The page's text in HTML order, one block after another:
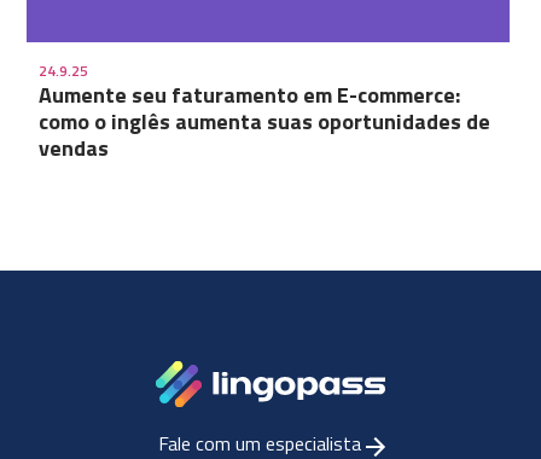
24.9.25
Aumente seu faturamento em E-commerce:
como o inglês aumenta suas oportunidades de
vendas
Fale com um especialista